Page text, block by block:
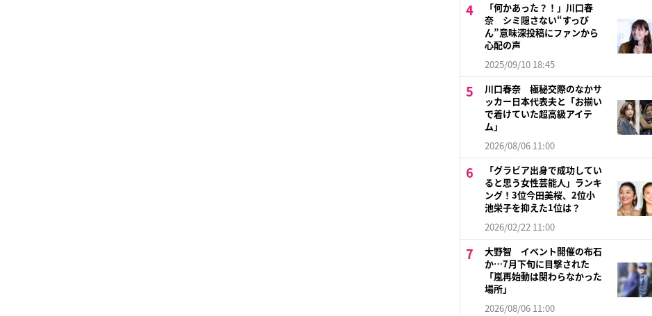
「何かあった？！」川口春
奈 シミ隠さない“すっぴ
ん”意味深投稿にファンから
心配の声
2025/09/10 18:45
川口春奈 極秘交際のなかサ
ッカー日本代表夫と「お揃い
で着けていた超高級アイテ
ム」
2026/08/06 11:00
「グラビア出身で成功してい
ると思う女性芸能人」ランキ
ング！3位今田美桜、2位小
池栄子を抑えた1位は？
2026/02/22 11:00
大野智 イベント開催の布石
か…7月下旬に目撃された
「嵐再始動は関わらなかった
場所」
2026/08/06 11:00